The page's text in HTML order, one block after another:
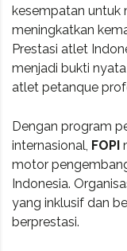
kesempatan untuk
meningkatkan
Prestasi atlet
menjadi bukti
atlet petanque
Dengan program
internasional, FOPI
motor
Indonesia.
yang inklusif dan
berprestasi.